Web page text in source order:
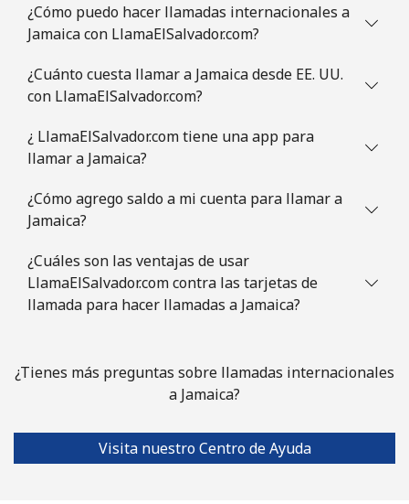
¿Cómo puedo hacer llamadas internacionales a
Jamaica con LlamaElSalvador.com?
¿Cuánto cuesta llamar a Jamaica desde EE. UU.
con LlamaElSalvador.com?
¿ LlamaElSalvador.com tiene una app para
llamar a Jamaica?
¿Cómo agrego saldo a mi cuenta para llamar a
Jamaica?
¿Cuáles son las ventajas de usar
LlamaElSalvador.com contra las tarjetas de
llamada para hacer llamadas a Jamaica?
¿Tienes más preguntas sobre llamadas internacionales
a Jamaica?
Visita nuestro Centro de Ayuda